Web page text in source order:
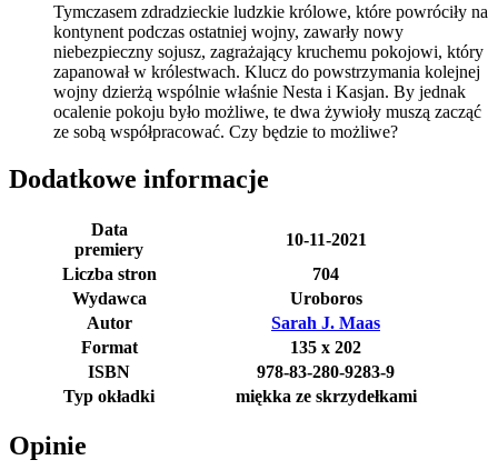
Tymczasem zdradzieckie ludzkie królowe, które powróciły na
kontynent podczas ostatniej wojny, zawarły nowy
niebezpieczny sojusz, zagrażający kruchemu pokojowi, który
zapanował w królestwach. Klucz do powstrzymania kolejnej
wojny dzierżą wspólnie właśnie Nesta i Kasjan. By jednak
ocalenie pokoju było możliwe, te dwa żywioły muszą zacząć
ze sobą współpracować. Czy będzie to możliwe?
Dodatkowe informacje
Data
premiery
10-11-2021
Liczba stron
704
Wydawca
Uroboros
Autor
Sarah J. Maas
Format
135 x 202
ISBN
978-83-280-9283-9
Typ okładki
miękka ze skrzydełkami
Opinie